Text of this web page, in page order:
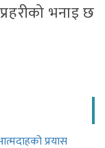
भनाइ छ